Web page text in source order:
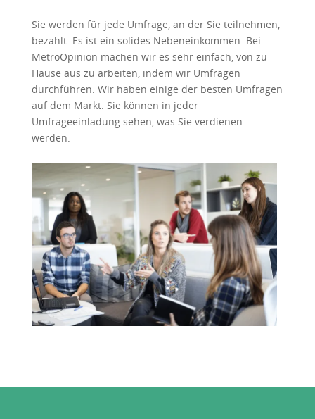
Sie werden für jede Umfrage, an der Sie teilnehmen,
bezahlt. Es ist ein solides Nebeneinkommen. Bei
MetroOpinion machen wir es sehr einfach, von zu
Hause aus zu arbeiten, indem wir Umfragen
durchführen. Wir haben einige der besten Umfragen
auf dem Markt. Sie können in jeder
Umfrageeinladung sehen, was Sie verdienen
werden.